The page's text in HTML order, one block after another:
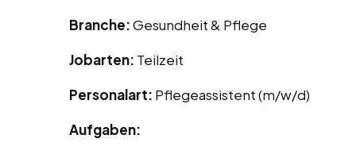
Branche:Gesundheit & Pflege
Jobarten: Teilzeit
Personalart: Pflegeassistent (m/w/d)
Aufgaben: